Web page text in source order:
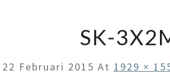
SK-
22 Februari 2015 At 1929 ×